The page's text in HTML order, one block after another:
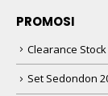
PROMOSI
Clearance Stock
Set Sedondon